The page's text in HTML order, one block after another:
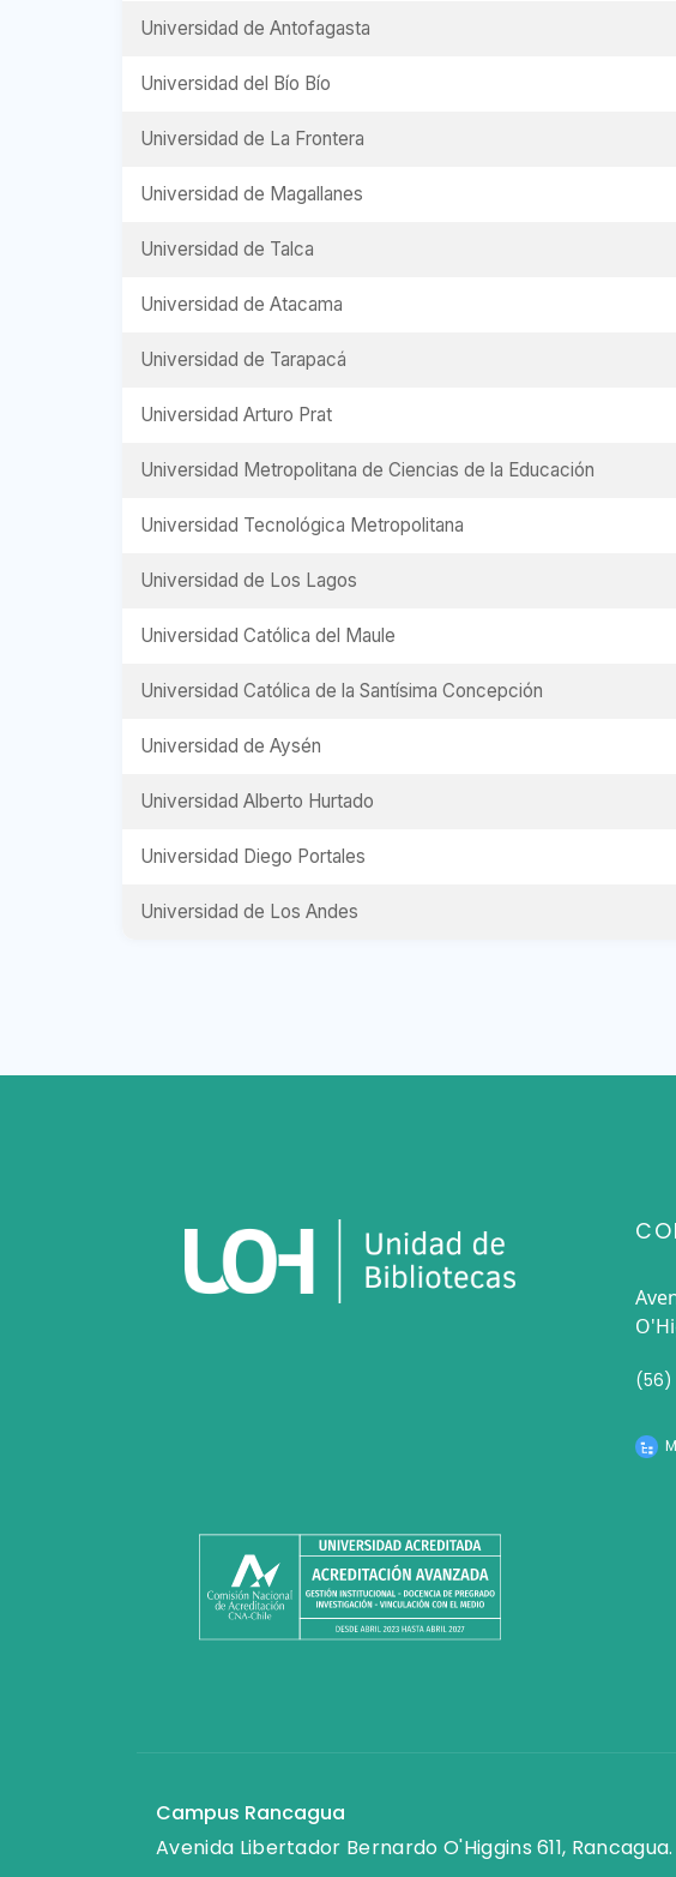
Universidad de Antofagasta
Universidad del Bío Bío
Universidad de La Frontera
Universidad de Magallanes
Universidad de Talca
Universidad de Atacama
Universidad de Tarapacá
Universidad Arturo Prat
Universidad Metropolitana de Ciencias de la Educación
Universidad Tecnológica Metropolitana
Universidad de Los Lagos
Universidad Católica del Maule
Universidad Católica de la Santísima Concepción
Universidad de Aysén
Universidad Alberto Hurtado
Universidad Diego Portales
Universidad de Los Andes
(56)
Campus Rancagua
Avenida Libertador Bernardo O'Higgins 611, Rancagua.